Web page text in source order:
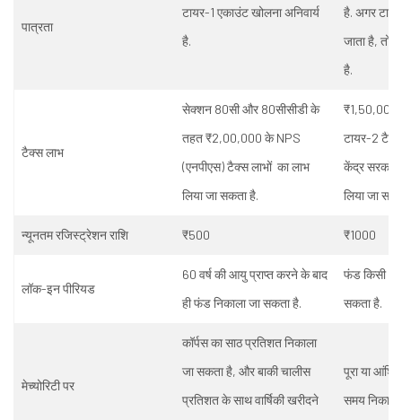
पात्रता
टायर-1 एकाउंट खोलना अनिवार्य
है.
है. अगर
जाता है, तो
है.
टैक्स लाभ
सेक्शन 80सी और 80सीसीडी के
तहत ₹2,00,000 के NPS
(एनपीएस)टैक्स लाभों का लाभ
लिया जा सकता है.
₹1,50,000
टायर-2
केंद्र सरकार के
लिया जा
न्यूनतम रजिस्ट्रेशन राशि ₹500 ₹1000
लॉक-इन पीरियड
60 वर्ष की आयु प्राप्त करने के बाद
ही फंड निकाला जा सकता है.
फंड किसी भी
सकता है.
मेच्योरिटी पर
कॉर्पस का साठ प्रतिशत निकाला
जा सकता है, और बाकी चालीस
प्रतिशत के साथ वार्षिकी खरीदने
पूरा या
समय